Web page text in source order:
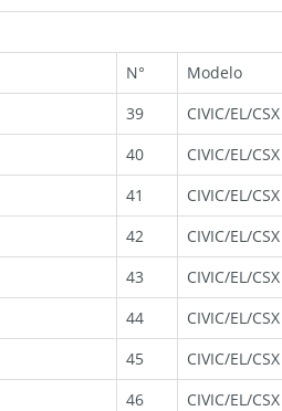
N° Modelo
39 CIVIC/EL/CSX
40 CIVIC/EL/CSX
41 CIVIC/EL/CSX
42 CIVIC/EL/CSX
43 CIVIC/EL/CSX
44 CIVIC/EL/CSX
45 CIVIC/EL/CSX
46 CIVIC/EL/CSX